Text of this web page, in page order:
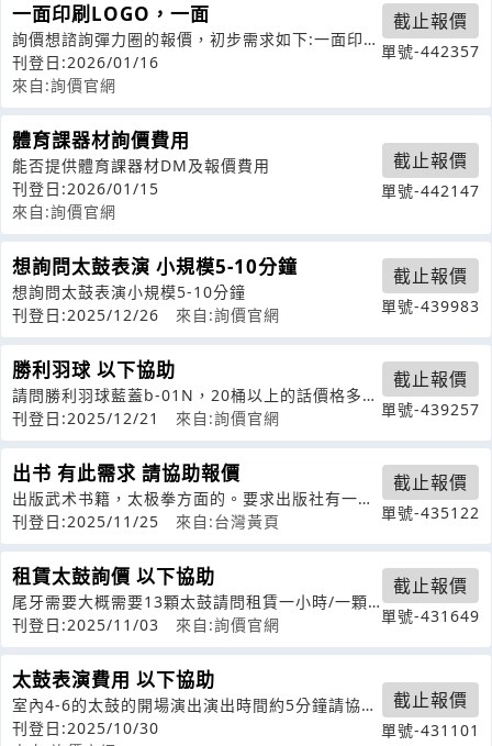
一面印刷LOGO，一面
詢價想諮詢彈力圈的報價，初步需求如下:一面印刷
LOGO，一面印LOGO同一種彈性
刊登日:2026/01/16
來自:詢價官網
截止報價
單號-442357
體育課器材詢價費用
能否提供體育課器材DM及報價費用
刊登日:2026/01/15
來自:詢價官網
截止報價
單號-442147
想詢問太鼓表演 小規模5-10分鐘
想詢問太鼓表演小規模5-10分鐘
刊登日:2025/12/26
來自:詢價官網
截止報價
單號-439983
勝利羽球 以下協助
請問勝利羽球藍蓋b-01N，20桶以上的話價格多少
呢，謝謝！
刊登日:2025/12/21 來自:詢價官網
截止報價
單號-439257
出书 有此需求 請協助報價
出版武术书籍，太极拳方面的。要求出版社有一定
的发行渠道。
刊登日:2025/11/25 來自:台灣黃頁
截止報價
單號-435122
租賃太鼓詢價 以下協助
尾牙需要大概需要13顆太鼓請問租賃一小時/一顆
多少錢還是你們是怎麼計算價錢的呢？
刊登日:2025/11/03 來自:詢價官網
截止報價
單號-431649
太鼓表演費用 以下協助
室內4-6的太鼓的開場演出演出時間約5分鐘請協助
今天下班前提供報價單
刊登日:2025/10/30
截止報價
單號-431101